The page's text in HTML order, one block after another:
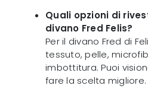
Quali opzioni di
divano Fred Felis?
Per il divano Fred di
tessuto, pelle,
imbottitura. Puoi
fare la scelta migliore.